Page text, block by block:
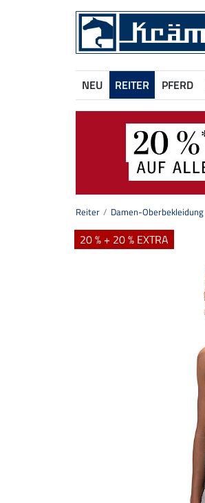
NEU REITER PFERD
Reiter Damen-Oberbekleidung
20 % + 20 % EXTRA